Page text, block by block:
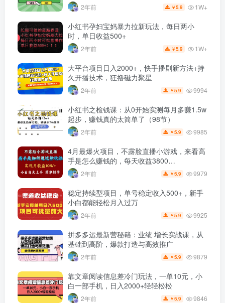
2年前 ￥5.9 1W+
小红书孕妇宝妈暴力拉新玩法，每日两小
时，单日收益500+
2年前 ￥5.9 1W+
大平台项目日入2000+，快手播剧新方法+持
久开播技术，狂撸磁力聚星
2年前 ￥5.9 9994
小红书之检钱课：从0开始实测每月多赚1.5w
起步，赚钱真的太简单了（98节）
2年前 ￥5.9 9985
4月最爆火项目，不露脸直播小游戏，来看高
手是怎么赚钱的，每天收益3800…
2年前 ￥5.9 9979
稳定持续型项目，单号稳定收入500+，新手
小白都能轻松月入过万
2年前 ￥5.9 9925
拼多多运最新营秘籍：业绩 增长实战课，从
基础到高阶，爆款打造与高效推广
2年前 ￥5.9 9879
靠文章阅读信息差冷门玩法，一单10元，小
白一部手机，日入2000+轻轻松松
2年前 ￥5.9 9846